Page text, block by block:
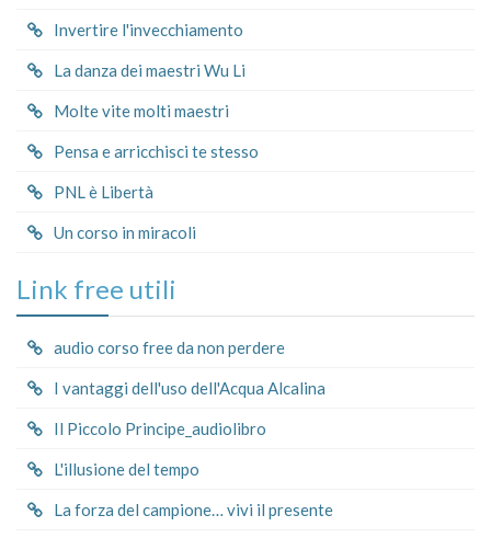
Invertire l'invecchiamento
La danza dei maestri Wu Li
Molte vite molti maestri
Pensa e arricchisci te stesso
PNL è Libertà
Un corso in miracoli
Link free utili
audio corso free da non perdere
I vantaggi dell'uso dell'Acqua Alcalina
Il Piccolo Principe_audiolibro
L'illusione del tempo
La forza del campione… vivi il presente